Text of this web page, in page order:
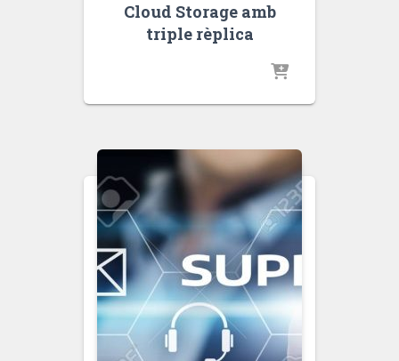
Cloud Storage amb
triple rèplica